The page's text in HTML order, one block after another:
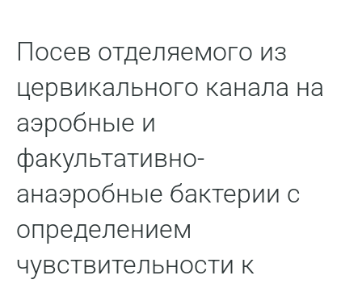
Посев отделяемого из
цервикального канала на
аэробные и
факультативно-
анаэробные бактерии с
определением
чувствительности к
Долгопрудный
Домодедово
Екатеринбург
Жуковский
Звенигород
Зеленоград